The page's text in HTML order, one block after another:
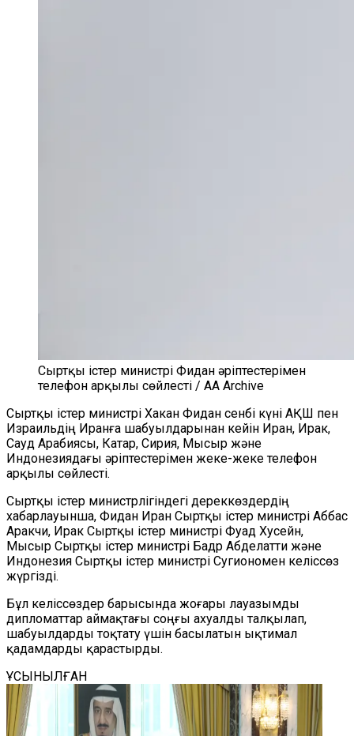
Сыртқы істер министрі Фидан әріптестерімен
телефон арқылы сөйлесті / AA Archive
Сыртқы істер министрі Хакан Фидан сенбі күні АҚШ пен
Израильдің Иранға шабуылдарынан кейін Иран, Ирак,
Сауд Арабиясы, Катар, Сирия, Мысыр және
Индонезиядағы әріптестерімен жеке-жеке телефон
арқылы сөйлесті.
Сыртқы істер министрлігіндегі дереккөздердің
хабарлауынша, Фидан Иран Сыртқы істер министрі Аббас
Аракчи, Ирак Сыртқы істер министрі Фуад Хусейн,
Мысыр Сыртқы істер министрі Бадр Абделатти және
Индонезия Сыртқы істер министрі Сугиономен келіссөз
жүргізді.
Бұл келіссөздер барысында жоғары лауазымды
дипломаттар аймақтағы соңғы ахуалды талқылап,
шабуылдарды тоқтату үшін басылатын ықтимал
қадамдарды қарастырды.
ҰСЫНЫЛҒАН